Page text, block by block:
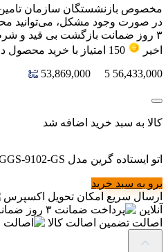
مخصوص بازنشستگان سازمان
در صورت وجود مشکل، می‌توانید
۳ روز ضمانت بازگشت بی قید و شرط
اخیر
150 امتیاز با خرید محصول
56,433,000
5
53,869,000
کالا به سبد خرید اضافه شد
اتو ایستاده گرین مدل GGS-9102-GS
برو به سبد خرید
ارسال سریع امکان تحویل اکسپرس
آنلاین
ضمانت ۳ روز ضمانت بازگشت کالا
اصالت تضمین اصالت کالا